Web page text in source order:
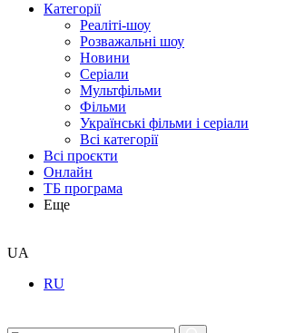
Категорії
Реаліті-шоу
Розважальні шоу
Новини
Серіали
Мультфільми
Фільми
Українські фільми і серіали
Всі категорії
Всі проєкти
Онлайн
ТБ програма
Еще
UA
RU